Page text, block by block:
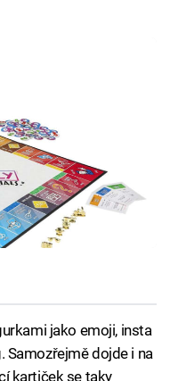
jako emoji, insta
dojde i na
kartiček se taky